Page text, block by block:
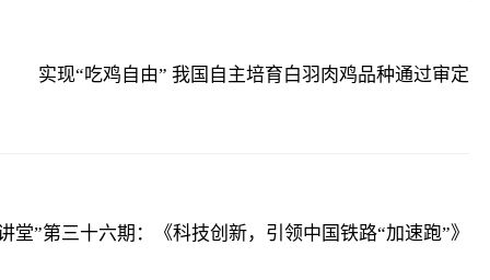
实现“吃鸡自由” 我国自主培育白羽肉鸡品种通过审定
堂”第三十六期：《科技创新，引领中国铁路“加速跑”》